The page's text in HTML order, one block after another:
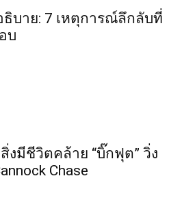
ธิบาย: 7 เหตุการณ์ลึกลับที่
บ
งมีชีวิตคล้าย “บิ๊กฟุต” วิ่ง
Chase